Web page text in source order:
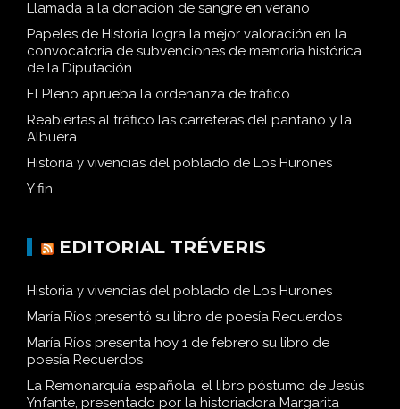
Llamada a la donación de sangre en verano
Papeles de Historia logra la mejor valoración en la
convocatoria de subvenciones de memoria histórica
de la Diputación
El Pleno aprueba la ordenanza de tráfico
Reabiertas al tráfico las carreteras del pantano y la
Albuera
Historia y vivencias del poblado de Los Hurones
Y fin
EDITORIAL TRÉVERIS
Historia y vivencias del poblado de Los Hurones
María Ríos presentó su libro de poesía Recuerdos
María Ríos presenta hoy 1 de febrero su libro de
poesía Recuerdos
La Remonarquía española, el libro póstumo de Jesús
Ynfante, presentado por la historiadora Margarita